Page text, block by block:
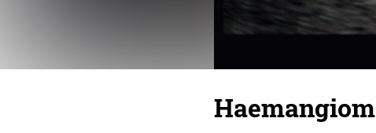
Haemangiom